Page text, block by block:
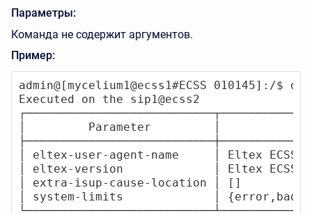
Параметры:
Команда не содержит аргументов.
Пример:
│
│ eltex-
│ eltex-
│ extra-
│ system-